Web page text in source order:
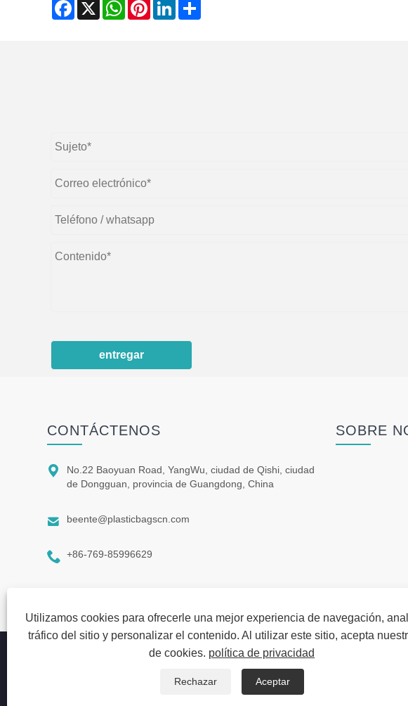
Facebook
X WhatsAppPinterestLinkedIn
entregar
Utilizamos cookies para ofrecerle una mejor experiencia de navegación,
tráfico del sitio y personalizar el contenido. Al utilizar este sitio, acepta
de cookies. política de privacidad
Rechazar Aceptar
CONTÁCTENOS

No.22 Baoyuan Road, YangWu, ciudad de Qishi, ciudad
de Dongguan, provincia de Guangdong, China
 beente@plasticbagscn.com
 +86-769-85996629
SOBRE
Copyright © 2023 Dongguan beiente packaging materials Co., Ltd. - Bolsas de
laminadas - Todos los derechos reservados